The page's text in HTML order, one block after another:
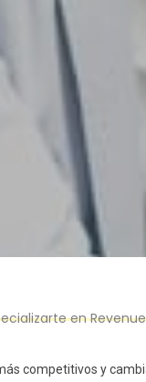
en Revenue
competitivos y